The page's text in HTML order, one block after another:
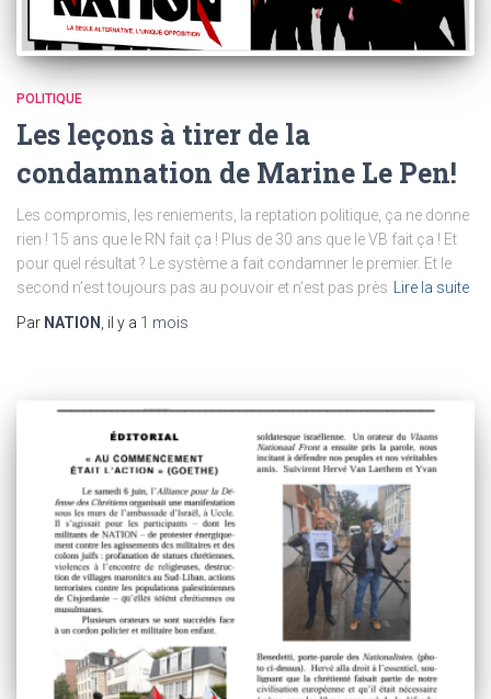
POLITIQUE
Les leçons à tirer de la
condamnation de Marine Le Pen!
Les compromis, les reniements, la reptation politique, ça ne donne
rien ! 15 ans que le RN fait ça ! Plus de 30 ans que le VB fait ça ! Et
pour quel résultat ? Le système a fait condamner le premier. Et le
second n’est toujours pas au pouvoir et n’est pas près
Lire la suite
Par NATION , il y a 1 mois